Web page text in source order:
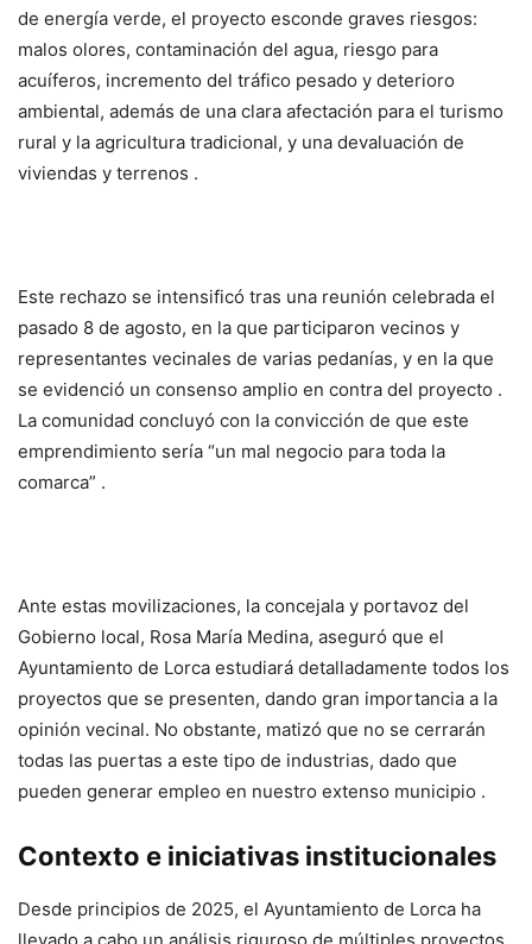
de energía verde, el proyecto esconde graves riesgos:
malos olores, contaminación del agua, riesgo para
acuíferos, incremento del tráfico pesado y deterioro
ambiental, además de una clara afectación para el turismo
rural y la agricultura tradicional, y una devaluación de
viviendas y terrenos .
Este rechazo se intensificó tras una reunión celebrada el
pasado 8 de agosto, en la que participaron vecinos y
representantes vecinales de varias pedanías, y en la que
se evidenció un consenso amplio en contra del proyecto .
La comunidad concluyó con la convicción de que este
emprendimiento sería “un mal negocio para toda la
comarca” .
Ante estas movilizaciones, la concejala y portavoz del
Gobierno local, Rosa María Medina, aseguró que el
Ayuntamiento de Lorca estudiará detalladamente todos los
proyectos que se presenten, dando gran importancia a la
opinión vecinal. No obstante, matizó que no se cerrarán
todas las puertas a este tipo de industrias, dado que
pueden generar empleo en nuestro extenso municipio .
Contexto e iniciativas institucionales
Desde principios de 2025, el Ayuntamiento de Lorca ha